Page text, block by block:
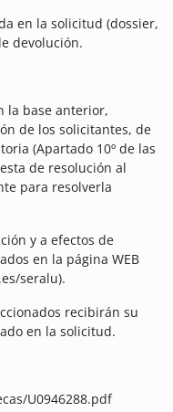
en la solicitud (dossier,
devolución.
la base anterior,
de los solicitantes, de
(Apartado 10º de las
de resolución al
para resolverla
y a efectos de
en la página WEB
seralu).
recibirán su
en la solicitud.
U0946288.pdf